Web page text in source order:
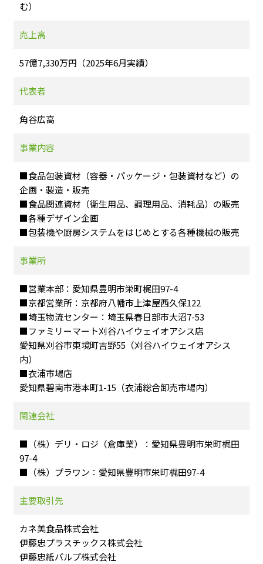
む）
売上高
57億7,330万円（2025年6月実績）
代表者
角谷広高
事業内容
■食品包装資材（容器・パッケージ・包装資材など）の
企画・製造・販売
■食品関連資材（衛生用品、調理用品、消耗品）の販売
■各種デザイン企画
■包装機や厨房システムをはじめとする各種機械の販売
事業所
■営業本部：愛知県豊明市栄町梶田97-4
■京都営業所：京都府八幡市上津屋西久保122
■埼玉物流センター：埼玉県春日部市大沼7-53
■ファミリーマート刈谷ハイウェイオアシス店
愛知県刈谷市東境町吉野55（刈谷ハイウェイオアシス
内）
■衣浦市場店
愛知県碧南市港本町1-15（衣浦総合卸売市場内）
関連会社
■（株）デリ・ロジ（倉庫業）：愛知県豊明市栄町梶田
97-4
■（株）プラワン：愛知県豊明市栄町梶田97-4
主要取引先
カネ美食品株式会社
伊藤忠プラスチックス株式会社
伊藤忠紙パルプ株式会社